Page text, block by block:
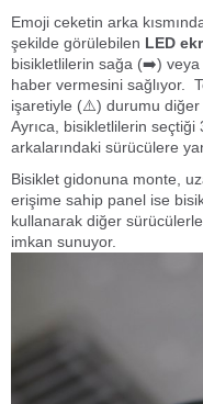
Emoji ceketin arka
şekilde görülebilen LED
bisikletlilerin sağa (➡️)
haber vermesini sağlıyor.
işaretiyle (⚠️) durumu diğer
Ayrıca, bisikletlilerin seçtiği
arkalarındaki sürücülere
Bisiklet gidonuna monte,
erişime sahip panel ise
kullanarak diğer
imkan sunuyor.